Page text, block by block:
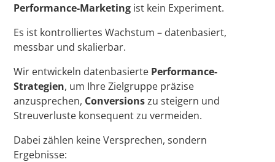
Performance-Marketing ist kein Experiment.
Es ist kontrolliertes Wachstum – datenbasiert,
messbar und skalierbar.
Wir entwickeln datenbasierte Performance-
Strategien, um Ihre Zielgruppe präzise
anzusprechen, Conversionszu steigern und
Streuverluste konsequent zu vermeiden.
Dabei zählen keine Versprechen, sondern
Ergebnisse: